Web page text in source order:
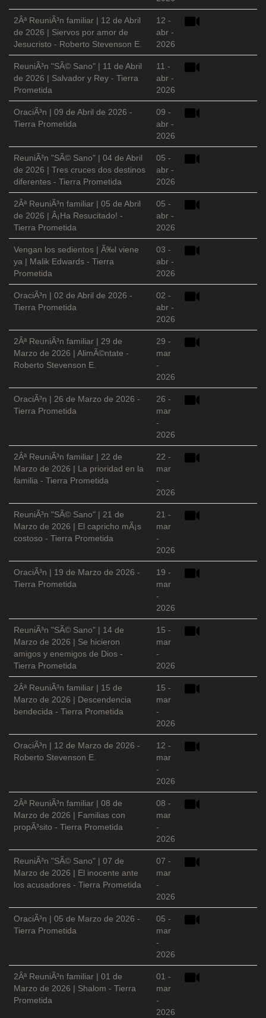
2Âª ReuniÃ³n familiar | 12 de Abril
de 2026 | Siervos por amor de
Jesucristo - Roberto Stevenson E.
12 -
abr -
2026
ReuniÃ³n "SÃ© Sano" | 11 de Abril
de 2026 | Salvador y Rey - Tierra
Prometida
11 -
abr -
2026
OraciÃ³n | 09 de Abril de 2026 -
Tierra Prometida
09 -
abr -
2026
ReuniÃ³n "SÃ© Sano" | 04 de Abril
de 2026 | Tres cruces dos destinos
diferentes - Tierra Prometida
05 -
abr -
2026
2Âª ReuniÃ³n familiar | 05 de Abril
de 2026 | Â¡Ha Resucitado! -
Tierra Prometida
05 -
abr -
2026
Vengan los sedientos | Ã‰l viene
ya | Malik Edwards - Tierra
Prometida
03 -
abr -
2026
OraciÃ³n | 02 de Abril de 2026 -
Tierra Prometida
02 -
abr -
2026
2Âª ReuniÃ³n familiar | 29 de
Marzo de 2026 | AlimÃ©ntate -
Roberto Stevenson E.
29 -
mar
-
2026
OraciÃ³n | 26 de Marzo de 2026 -
Tierra Prometida
26 -
mar
-
2026
2Âª ReuniÃ³n familiar | 22 de
Marzo de 2026 | La prioridad en la
familia - Tierra Prometida
22 -
mar
-
2026
ReuniÃ³n "SÃ© Sano" | 21 de
Marzo de 2026 | El capricho mÃ¡s
costoso - Tierra Prometida
21 -
mar
-
2026
OraciÃ³n | 19 de Marzo de 2026 -
Tierra Prometida
19 -
mar
-
2026
ReuniÃ³n "SÃ© Sano" | 14 de
Marzo de 2026 | Se hicieron
amigos y enemigos de Dios -
Tierra Prometida
15 -
mar
-
2026
2Âª ReuniÃ³n familiar | 15 de
Marzo de 2026 | Descendencia
bendecida - Tierra Prometida
15 -
mar
-
2026
OraciÃ³n | 12 de Marzo de 2026 -
Roberto Stevenson E.
12 -
mar
-
2026
2Âª ReuniÃ³n familiar | 08 de
Marzo de 2026 | Familias con
propÃ³sito - Tierra Prometida
08 -
mar
-
2026
ReuniÃ³n "SÃ© Sano" | 07 de
Marzo de 2026 | El inocente ante
los acusadores - Tierra Prometida
07 -
mar
-
2026
OraciÃ³n | 05 de Marzo de 2026 -
Tierra Prometida
05 -
mar
-
2026
2Âª ReuniÃ³n familiar | 01 de
Marzo de 2026 | Shalom - Tierra
Prometida
01 -
mar
-
2026